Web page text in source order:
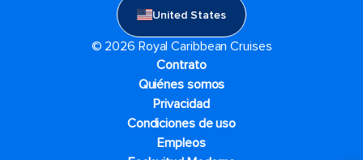
United States
© 2026 Royal Caribbean Cruises
Contrato
Quiénes somos
Privacidad
Condiciones de uso
Empleos